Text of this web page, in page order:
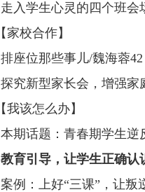
走入学生心灵的四个班会
【家校合作】
排座位那些事儿/魏海蓉42
探究新型家长会，增强家
【我该怎么办】
本期话题：青春期学生逆
教育引导，让学生正确认
案例：上好“三课” ，让